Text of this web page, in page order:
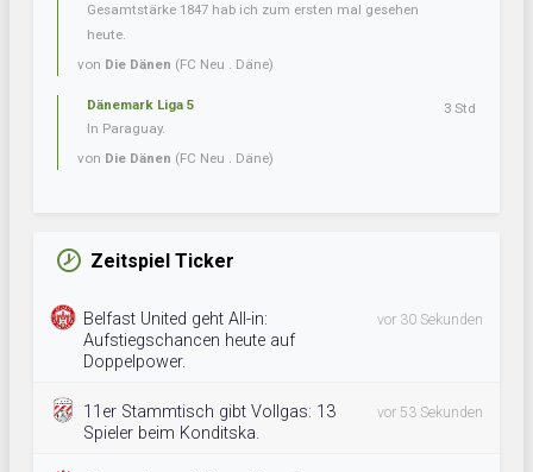
Gesamtstärke 1847 hab ich zum ersten mal gesehen
heute.
von Die Dänen (FC Neu . Däne)
Dänemark Liga 5
In Paraguay.
von Die Dänen (FC Neu . Däne)
3 Std
Zeitspiel Ticker
Belfast United geht All-in:
Aufstiegschancen heute auf
Doppelpower.
vor 30 Sekunden
11er Stammtisch gibt Vollgas: 13
Spieler beim Konditska.
vor 53 Sekunden